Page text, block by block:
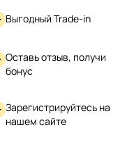
Выгодный Trade-in
Оставь отзыв, получи
бонус
Зарегистрируйтесь на
нашем сайте